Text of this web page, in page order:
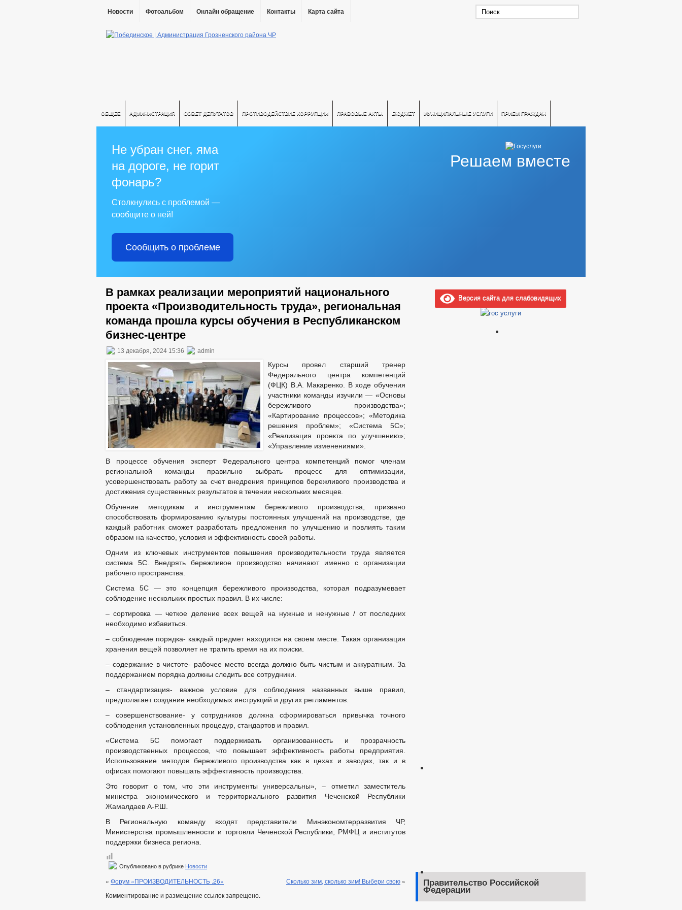
Новости Фотоальбом Онлайн обращение Контакты Карта сайта
ОБЩЕЕ АДМИНИСТРАЦИЯ СОВЕТ ДЕПУТАТОВ ПРОТИВОДЕЙСТВИЕ КОРРУПЦИИ ПРАВОВЫЕ АКТЫ БЮДЖЕТ МУНИЦИПАЛЬНЫЕ УСЛУГИ ПРИЕМ ГРАЖДАН
Решаем вместе
Не убран снег, яма
на дороге, не горит
фонарь?
Столкнулись с проблемой —
сообщите о ней!
Сообщить о проблеме
В рамках реализации мероприятий национального
проекта «Производительность труда», региональная
команда прошла курсы обучения в Республиканском
бизнес-центре
13 декабря, 2024 15:36 admin
Курсы провел старший тренер
Федерального центра компетенций
(ФЦК) В.А. Макаренко. В ходе обучения
участники команды изучили — «Основы
бережливого производства»;
«Картирование процессов»; «Методика
решения проблем»; «Система 5С»;
«Реализация проекта по улучшению»;
«Управление изменениями».
В процессе обучения эксперт Федерального центра компетенций помог членам
региональной команды правильно выбрать процесс для оптимизации,
усовершенствовать работу за счет внедрения принципов бережливого производства и
достижения существенных результатов в течении нескольких месяцев.
Обучение методикам и инструментам бережливого производства, призвано
способствовать формированию культуры постоянных улучшений на производстве, где
каждый работник сможет разработать предложения по улучшению и повлиять таким
образом на качество, условия и эффективность своей работы.
Одним из ключевых инструментов повышения производительности труда является
система 5С. Внедрять бережливое производство начинают именно с организации
рабочего пространства.
Система 5С — это концепция бережливого производства, которая подразумевает
соблюдение нескольких простых правил. В их числе:
– сортировка — четкое деление всех вещей на нужные и ненужные / от последних
необходимо избавиться.
– соблюдение порядка- каждый предмет находится на своем месте. Такая организация
хранения вещей позволяет не тратить время на их поиски.
– содержание в чистоте- рабочее место всегда должно быть чистым и аккуратным. За
поддержанием порядка должны следить все сотрудники.
– стандартизация- важное условие для соблюдения названных выше правил,
предполагает создание необходимых инструкций и других регламентов.
– совершенствование- у сотрудников должна сформироваться привычка точного
соблюдения установленных процедур, стандартов и правил.
«Система 5С помогает поддерживать организованность и прозрачность
производственных процессов, что повышает эффективность работы предприятия.
Использование методов бережливого производства как в цехах и заводах, так и в
офисах помогают повышать эффективность производства.
Это говорит о том, что эти инструменты универсальны», – отметил заместитель
министра экономического и территориального развития Чеченской Республики
Жамалдаев А-Р.Ш.
В Региональную команду входят представители Минэкономтерразвития ЧР,
Министерства промышленности и торговли Чеченской Республики, РМФЦ и институтов
поддержки бизнеса региона.
Опубликовано в рубрике Новости
« Форум «ПРОИЗВОДИТЕЛЬНОСТЬ .26» Сколько зим, сколько зим! Выбери свою »
Комментирование и размещение ссылок запрещено.
Версия сайта для слабовидящих
Правительство Российской
Федерации